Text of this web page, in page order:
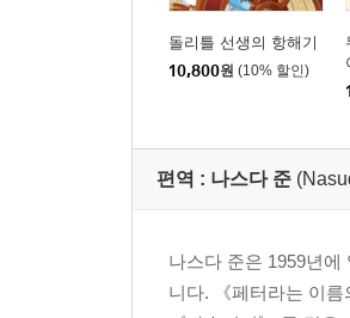
돌리틀 선생의 항해기
10,800원 (10% 할인)
편역 : 나스다 준
나스다 준은 1959년
니다. 《페터라는 이